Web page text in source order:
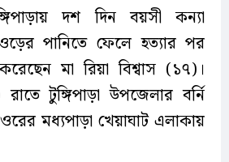
দশ দিন বয়সী কন্যা
পানিতে ফেলে হত্যার পর
মা রিয়া বিশ্বাস (১৭)।
টুঙ্গিপাড়া উপজেলার বর্নি
মধ্যপাড়া খেয়াঘাট এলাকায়